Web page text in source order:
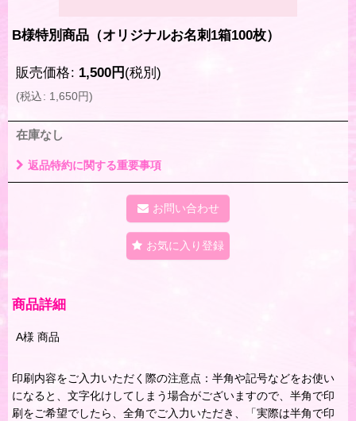
B様特別商品（オリジナルお名刺1箱100枚）
販売価格: 1,500円 (税別)
(税込: 1,650円)
在庫なし
返品特約に関する重要事項
お問い合わせ
お気に入り登録
商品詳細
A様 商品
印刷内容をご入力いただく際の注意点：半角や記号などをお使い
になると、文字化けしてしまう場合がございますので、半角で印
刷をご希望でしたら、全角でご入力いただき、「実際は半角で印